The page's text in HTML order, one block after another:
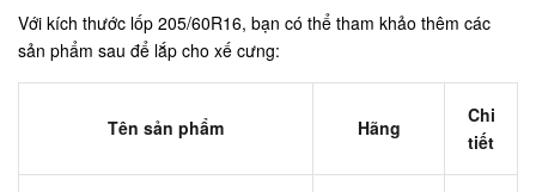
Với kích thước lốp 205/60R16, bạn có thể tham khảo thêm các
sản phẩm sau để lắp cho xế cưng:
Tên sản phẩm Hãng
Chi
tiết